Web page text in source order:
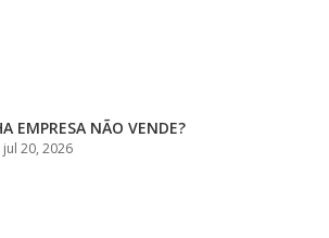
EMPRESA NÃO VENDE?
jul 20, 2026